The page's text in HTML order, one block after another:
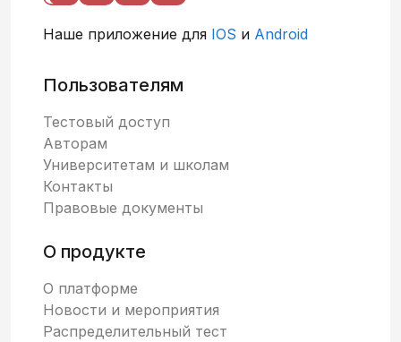
Наше приложение для IOS и Android
Пользователям
Тестовый доступ
Авторам
Университетам и школам
Контакты
Правовые документы
О продукте
О платформе
Новости и мероприятия
Распределительный тест